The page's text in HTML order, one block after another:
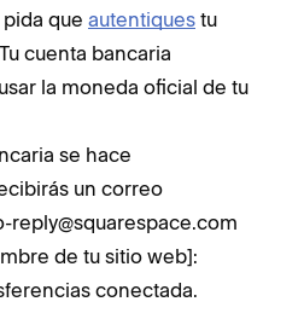
que autentiques tu
cuenta bancaria
la moneda oficial de tu
se hace
un correo
de tu sitio web]:
conectada.